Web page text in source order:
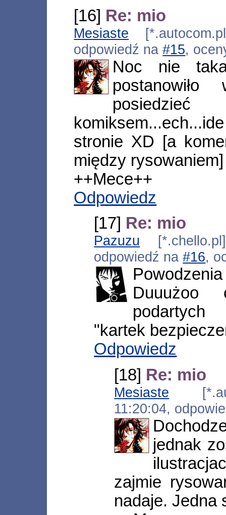
[16] Re: mio
Mesiaste
odpowiedź na#15,
Noc nie
stronie XD [a
między
++Mece++
Odpowiedz
[17] Re: mio
Pazuzu
odpowiedź na#16,
Duuużoo
"kartek
Odpowiedz
[18] Re: mio
Mesiaste
11:20:04,
jednak
zajmie
nadaje. Jedna